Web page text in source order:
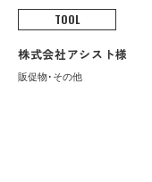
TOOL
株式会社アシスト様
販促物･その他